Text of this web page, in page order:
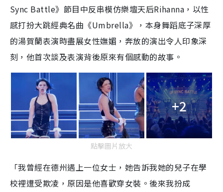
Sync Battle》節目中反串模仿樂壇天后Rihanna ， 以性
感打扮大跳經典名曲《Umbrella》，本身舞蹈底子深厚
的湯賀蘭表演時盡展女性嫵媚，奔放的演出令人印象深
刻，他首次談及表演背後原來有個感動的故事。
+2
點擊圖片放大
「我曾經在德州遇上一位女士，她告訴我她的兒子在學
校裡遭受欺凌，原因是他喜歡穿女裝。後來我扮成